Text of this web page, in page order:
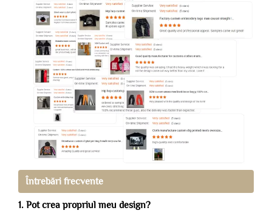
Întrebări frecvente
1. Pot crea propriul meu design?